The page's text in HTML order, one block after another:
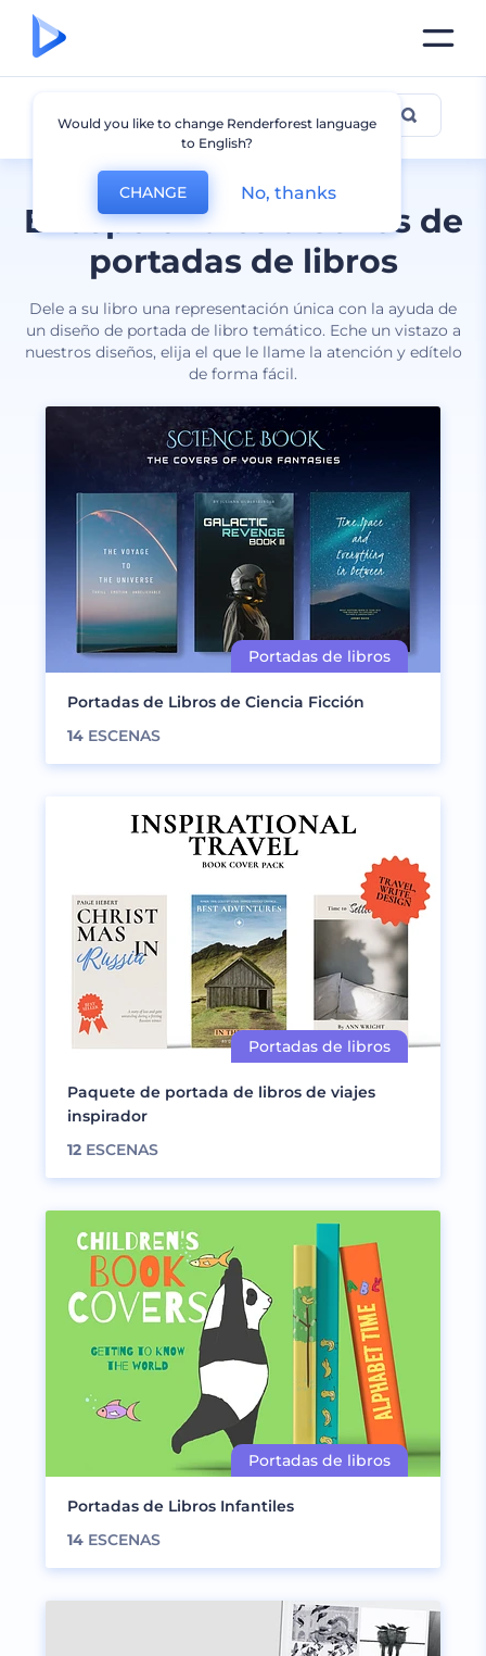
Excepcionales diseños de
portadas de libros
Dele a su libro una representación única con la ayuda de
un diseño de portada de libro temático. Eche un vistazo a
nuestros diseños, elija el que le llame la atención y edítelo
de forma fácil.
Portadas de libros
Portadas de Libros de Ciencia Ficción
14 ESCENAS
Paquete de portada de libros de viajes
inspirador
12 ESCENAS
Portadas de Libros Infantiles
14 ESCENAS
Would you like to change Renderforest language
to English?
CHANGE No, thanks